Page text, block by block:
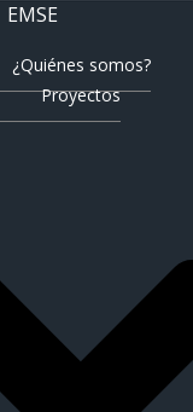
EMSE
¿Quiénes somos?
Proyectos